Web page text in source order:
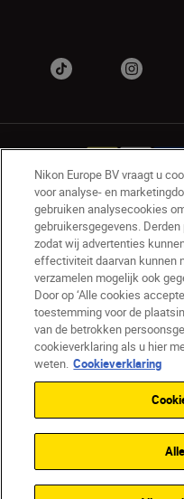
NL Nikon Sites
Contact opnemen
Gebruiksvoorwaarden
Nikon Store -
Cookieverklaring
Cookie-instellingen
© 2026 Nikon
Nikon Europe BV vraagt u
voor analyse- en
gebruiken analysecookies
gebruikersgegevens.
zodat wij advertenties
effectiviteit daarvan kunnen
verzamelen mogelijk ook
Door op ‘Alle cookies
toestemming voor de
van de betrokken
cookieverklaring als u hier
weten. Cookieverklaring